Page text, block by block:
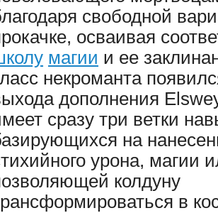
свободной
осваивая
магии и ее
некроманта
дополнения
сразу три ветки
на
урона, магии
колдуну
в